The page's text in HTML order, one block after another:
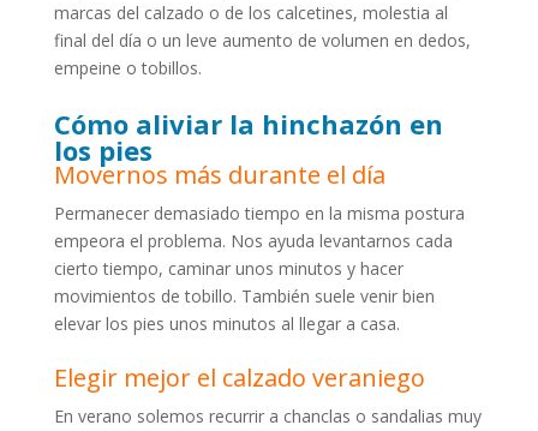
marcas del calzado o de los calcetines, molestia al
final del día o un leve aumento de volumen en dedos,
empeine o tobillos.
Cómo aliviar la hinchazón en
los pies
Movernos más durante el día
Permanecer demasiado tiempo en la misma postura
empeora el problema. Nos ayuda levantarnos cada
cierto tiempo, caminar unos minutos y hacer
movimientos de tobillo. También suele venir bien
elevar los pies unos minutos al llegar a casa.
Elegir mejor el calzado veraniego
En verano solemos recurrir a chanclas o sandalias muy